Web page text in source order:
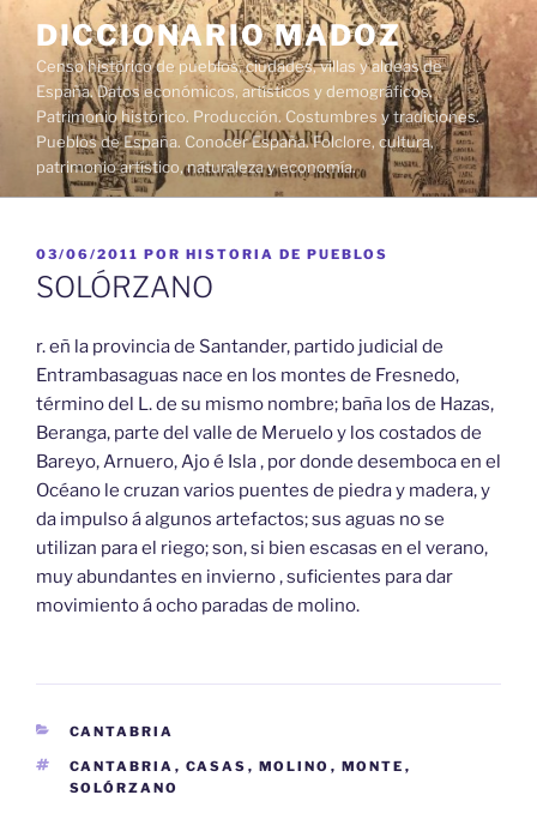
contenido
DICCIONARIO MADOZ
Censo histórico de pueblos, ciudades, villas y aldeas de
España. Datos económicos, artísticos y demográficos.
Patrimonio histórico. Producción. Costumbres y tradiciones.
Pueblos de España. Conocer España. Folclore, cultura,
patrimonio artístico, naturaleza y economía.
PUBLICADO
EL
03/06/2011 POR HISTORIA DE PUEBLOS
SOLÓRZANO
r. eñ la provincia de Santander, partido judicial de
Entrambasaguas nace en los montes de Fresnedo,
término del L. de su mismo nombre; baña los de Hazas,
Beranga, parte del valle de Meruelo y los costados de
Bareyo, Arnuero, Ajo é Isla , por donde desemboca en el
Océano le cruzan varios puentes de piedra y madera, y
da impulso á algunos artefactos; sus aguas no se
utilizan para el riego; son, si bien escasas en el verano,
muy abundantes en invierno , suficientes para dar
movimiento á ocho paradas de molino.
CATEGORÍAS
CANTABRIA
ETIQUETAS
CANTABRIA , CASAS , MOLINO , MONTE ,
SOLÓRZANO